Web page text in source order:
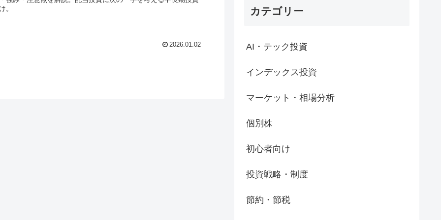
。
2026.01.02
カテゴリー
AI・テック投資
インデックス投資
マーケット・相場分析
個別株
初心者向け
投資戦略・制度
節約・節税